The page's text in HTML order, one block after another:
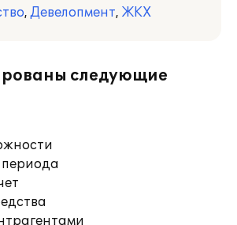
, Девелопмент, ЖКХ
следующие